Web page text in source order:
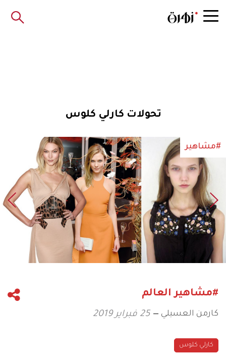
تحولات كارلي كلوس
#مشاهير
#مشاهير العالم
كارمن العسيلي 25 فبراير 2019
كارلي كلوس